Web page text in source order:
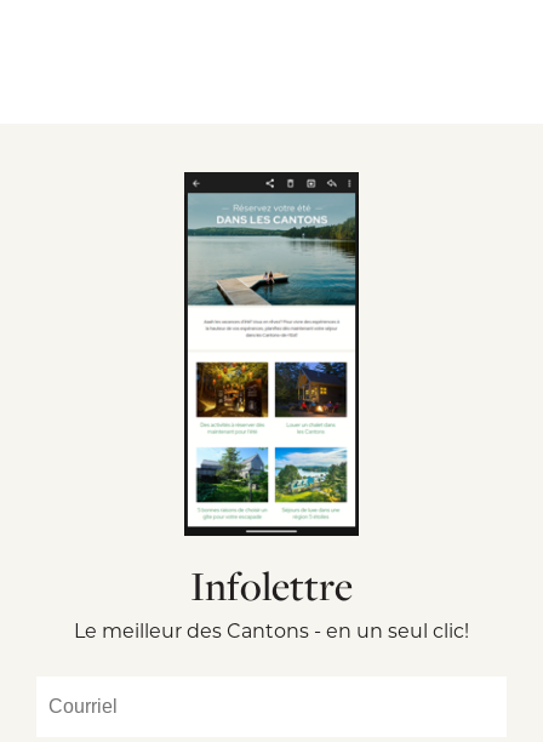
Infolettre
Le meilleur des Cantons - en un seul clic!